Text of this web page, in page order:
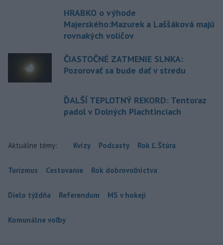
HRABKO o výhode
Majerského:Mazurek a Laššáková majú
rovnakých voličov
ČIASTOČNÉ ZATMENIE SLNKA:
Pozorovať sa bude dať v stredu
ĎALŠÍ TEPLOTNÝ REKORD: Tentoraz
padol v Dolných Plachtinciach
Aktuálne témy: Kvízy Podcasty Rok Ľ.Štúra
Turizmus Cestovanie Rok dobrovoľníctva
Dielo týždňa Referendum MS v hokeji
Komunálne voľby